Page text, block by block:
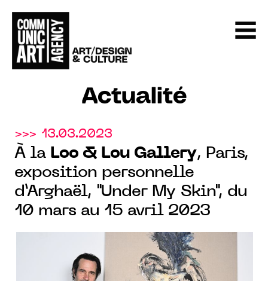
Actualité
>>> 13.03.2023
À la Loo & Lou Gallery, Paris,
exposition personnelle
d’Arghaël, "Under My Skin", du
10 mars au 15 avril 2023